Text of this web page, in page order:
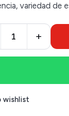
variedad de
+
wishlist